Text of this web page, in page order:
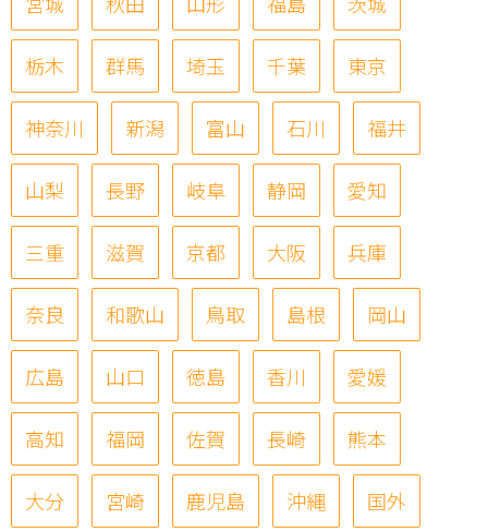
栃木 群馬 埼玉 千葉 東京
神奈川 新潟 富山 石川 福井
山梨 長野 岐阜 静岡 愛知
三重 滋賀 京都 大阪 兵庫
奈良 和歌山 鳥取 島根 岡山
広島 山口 徳島 香川 愛媛
高知 福岡 佐賀 長崎 熊本
大分 宮崎 鹿児島 沖縄 国外